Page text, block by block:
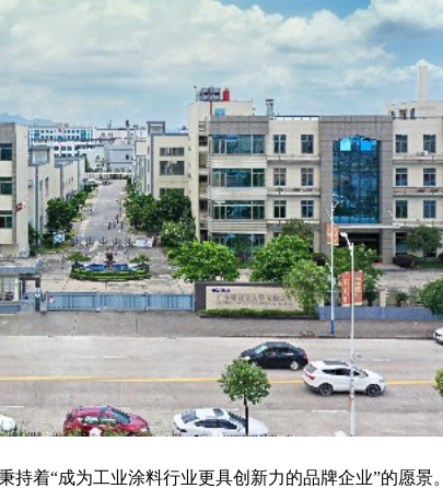
持着“成为工业涂料行业更具创新力的品牌企业”的愿景。